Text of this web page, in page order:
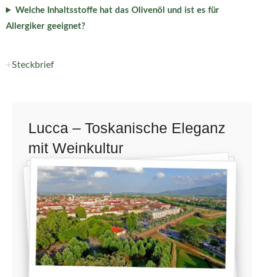
Welche Inhaltsstoffe hat das Olivenöl und ist es für
Allergiker geeignet?
Steckbrief
Lucca – Toskanische Eleganz
mit Weinkultur